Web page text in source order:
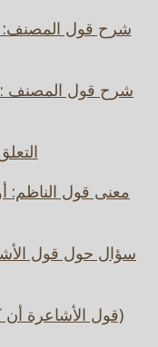
شرح قول المصنف :
معنى قول الناظم:
سؤال حول قول
(قول الأشاعرة أن